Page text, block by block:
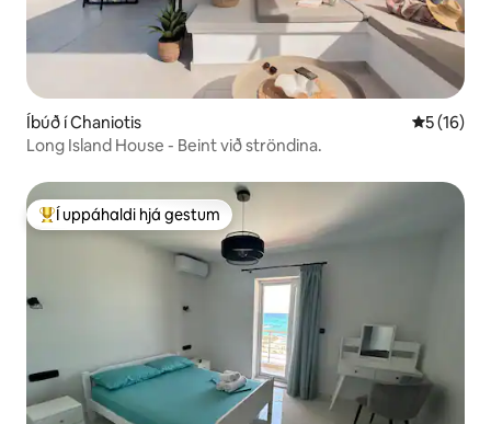
Íbúð í Chaniotis 5 af 5 í
5 (16)
Long Island House - Beint við ströndina.
Í mestu uppáhaldi hjá gestum
Í uppáhaldi hjá gestum